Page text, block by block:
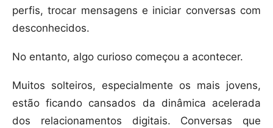
perfis, trocar mensagens e iniciar conversas com
desconhecidos.
No entanto, algo curioso começou a acontecer.
Muitos solteiros, especialmente os mais jovens,
estão ficando cansados da dinâmica acelerada
dos relacionamentos digitais. Conversas que